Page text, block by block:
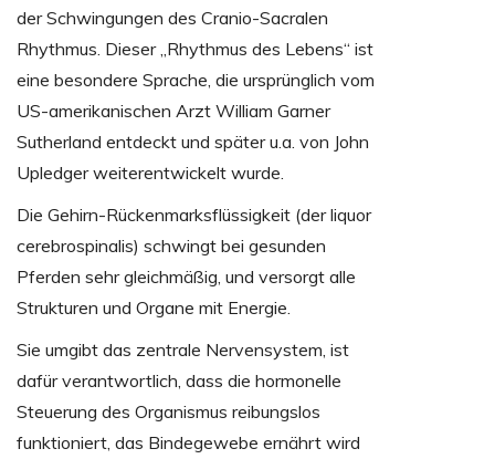
der Schwingungen des Cranio-Sacralen
Rhythmus. Dieser „Rhythmus des Lebens“ ist
eine besondere Sprache, die ursprünglich vom
US-amerikanischen Arzt William Garner
Sutherland entdeckt und später u.a. von John
Upledger weiterentwickelt wurde.
Die Gehirn-Rückenmarksflüssigkeit (der liquor
cerebrospinalis) schwingt bei gesunden
Pferden sehr gleichmäßig, und versorgt alle
Strukturen und Organe mit Energie.
Sie umgibt das zentrale Nervensystem, ist
dafür verantwortlich, dass die hormonelle
Steuerung des Organismus reibungslos
funktioniert, das Bindegewebe ernährt wird